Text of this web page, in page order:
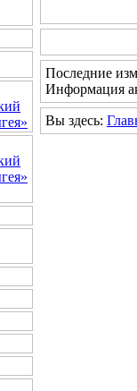
Последние
Информация
Вы здесь: